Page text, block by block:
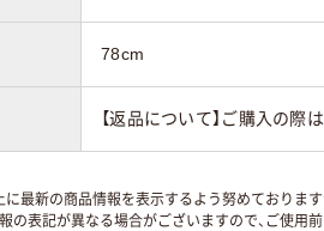
78cm
【返品について】ご購入の際
最新の商品情報を表示するよう努めております
の表記が異なる場合がございますので、ご使用